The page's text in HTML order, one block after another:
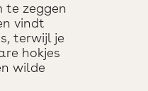
te zeggen
vindt
terwijl je
hokjes
wilde